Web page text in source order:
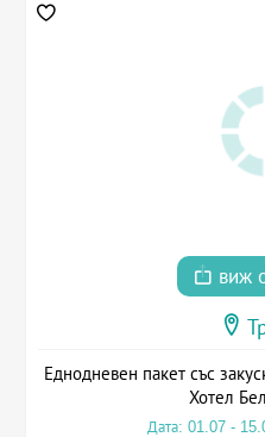
виж
Еднодневен пакет със
Хотел
Дата: 01.07 -